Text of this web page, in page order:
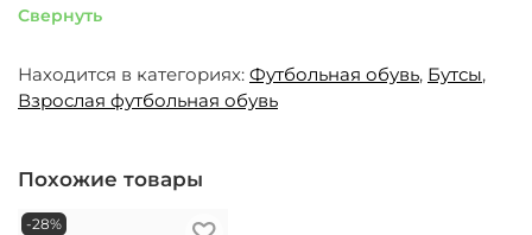
Свернуть
Находится в категориях: Футбольная обувь, Бутсы,
Взрослая футбольная обувь
Похожие товары
-28%